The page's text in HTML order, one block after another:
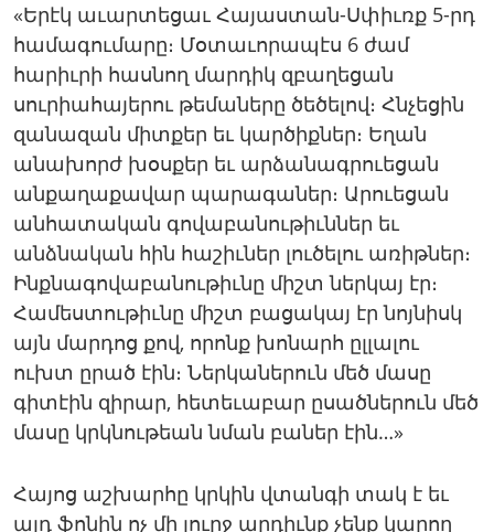
«Երէկ աւարտեցաւ Հայաստան-Սփիւռք 5-րդ
համագումարը։ Մօտաւորապէս 6 ժամ
հարիւրի հասնող մարդիկ զբաղեցան
սուրիահայերու թեմաները ծեծելով։ Հնչեցին
զանազան միտքեր եւ կարծիքներ։ Եղան
անախորժ խօսքեր եւ արձանագրուեցան
անքաղաքավար պարագաներ։ Արուեցան
անհատական գովաբանութիւններ եւ
անձնական հին հաշիւներ լուծելու առիթներ։
Ինքնագովաբանութիւնը միշտ ներկայ էր։
Համեստութիւնը միշտ բացակայ էր նոյնիսկ
այն մարդոց քով, որոնք խոնարհ ըլլալու
ուխտ ըրած էին։ Ներկաներուն մեծ մասը
գիտէին զիրար, հետեւաբար ըսածներուն մեծ
մասը կրկնութեան նման բաներ էին…»
Հայոց աշխարհը կրկին վտանգի տակ է եւ
այդ ֆոնին ոչ մի լուրջ արդիւնք չենք կարող